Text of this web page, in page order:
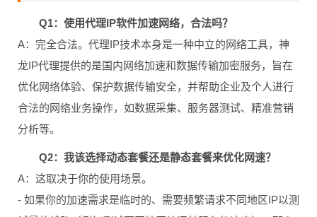
Q1：使用代理IP软件加速网络，合法吗？
A：完全合法。代理IP技术本身是一种中立的网络工具，神
龙IP代理提供的是国内网络加速和数据传输加密服务，旨在
优化网络体验、保护数据传输安全，并帮助企业及个人进行
合法的网络业务操作，如数据采集、服务器测试、精准营销
分析等。
Q2：我该选择动态套餐还是静态套餐来优化网速？
A：这取决于你的使用场景。
- 如果你的加速需求是临时的、需要频繁请求不同地区IP以测